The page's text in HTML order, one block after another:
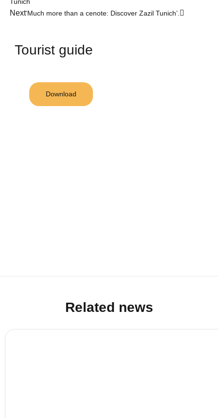
Next‘Much more than a cenote: Discover Zazil Tunich’.
Tourist guide
Download
Related news